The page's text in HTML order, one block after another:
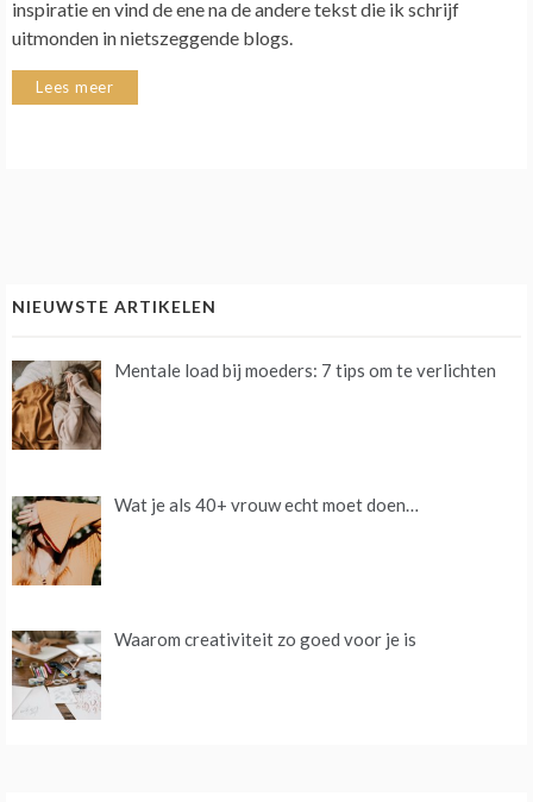
inspiratie en vind de ene na de andere tekst die ik schrijf
uitmonden in nietszeggende blogs.
Lees meer
NIEUWSTE ARTIKELEN
Mentale load bij moeders: 7 tips om te verlichten
Wat je als 40+ vrouw echt moet doen…
Waarom creativiteit zo goed voor je is